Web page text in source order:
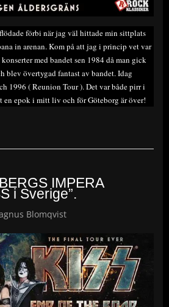
förbi när jag väl hittade min sittplats
in arenan. Kom på att jag i princip vet var
med bandet sen 1984 då man gick
blev övertygad fantast av bandet. Idag
1996 ( Reunion Tour ). Det var både pirr i
en epok i mitt liv och för Göteborg är över!
IMPERA
i Sverige”.
Blomqvist